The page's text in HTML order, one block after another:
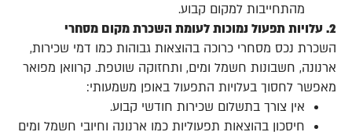
מהתחייבות למקום קבוע.
2. עלויות תפעול נמוכות לעומת השכרת מקום מסחרי
השכרת נכס מסחרי כרוכה בהוצאות גבוהות כמו דמי שכירות,
ארנונה, חשבונות חשמל ומים, ותחזוקה שוטפת. קרוואן מפואר
מאפשר לחסוך בעלויות התפעול באופן משמעותי:
אין צורך בתשלום שכירות חודשי קבוע.
חיסכון בהוצאות תפעוליות כמו ארנונה וחיובי חשמל ומים